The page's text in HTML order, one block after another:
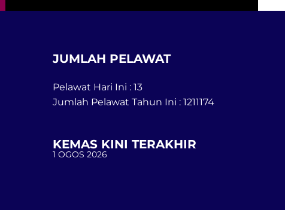
JUMLAH PELAWAT
Pelawat Hari Ini : 13
Jumlah Pelawat Tahun Ini : 1211174
KEMAS KINI TERAKHIR
1 OGOS 2026